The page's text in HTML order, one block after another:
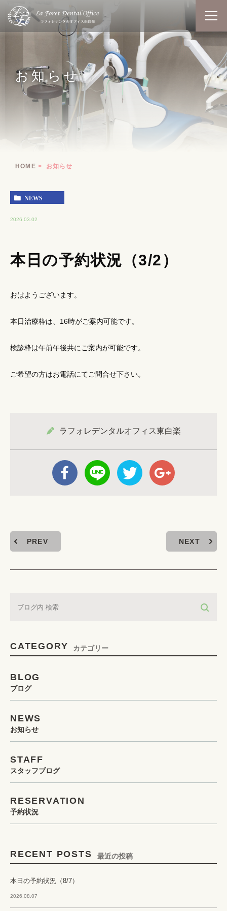
お知らせ
HOME お知らせ
NEWS
2026.03.02
本日の予約状況（3/2）
おはようございます。
本日治療枠は、16時がご案内可能です。
検診枠は午前午後共にご案内が可能です。
ご希望の方はお電話にてご問合せ下さい。
ラフォレデンタルオフィス東白楽
PREV NEXT
CATEGORY カテゴリー
BLOG
ブログ
NEWS
お知らせ
STAFF
スタッフブログ
RESERVATION
予約状況
RECENT POSTS 最近の投稿
本日の予約状況（8/7）
2026.08.07